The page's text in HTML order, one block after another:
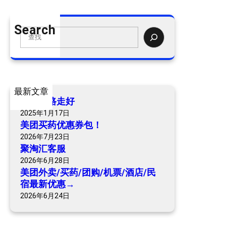
Search
S
a
h
最新文章
爷爷一路走好
2025年1月17日
美团买药优惠券包！
2026年7月23日
聚淘汇客服
2026年6月28日
美团外卖/买药/团购/机票/酒店/民
宿最新优惠→
2026年6月24日